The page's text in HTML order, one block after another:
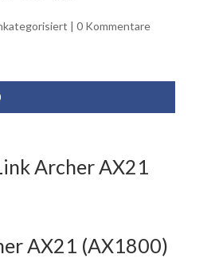
| 0 Kommentare
Archer AX21
AX21 (AX1800)